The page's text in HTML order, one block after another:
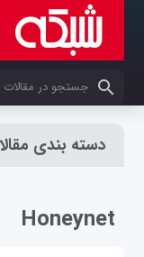
کلمات کلیدی خود را
دسته بندی
Honeynet